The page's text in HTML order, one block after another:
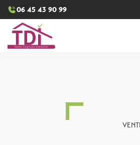
06 45 43 90 99